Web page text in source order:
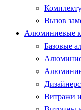
Вызов
Алюминиевые
Базовые
Витражи